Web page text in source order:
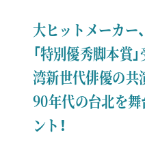
大ヒットメーカー
「特別優秀脚本賞
湾新世代俳優の共
90年代の台北を舞
ント！